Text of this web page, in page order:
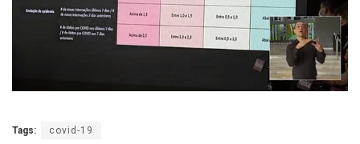
Tags: covid-19